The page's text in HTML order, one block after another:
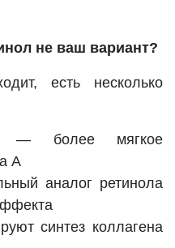
не ваш вариант?
есть несколько
— более мягкое
А
аналог ретинола
синтез коллагена